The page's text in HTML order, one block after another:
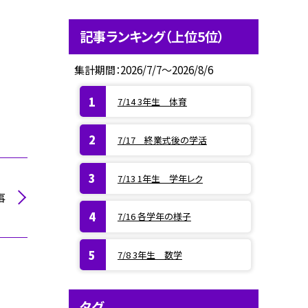
記事ランキング（上位5位）
集計期間：2026/7/7～2026/8/6
7/14 3年生 体育
7/17 終業式後の学活
7/13 1年生 学年レク
7/16 各学年の様子
7/8 3年生 数学